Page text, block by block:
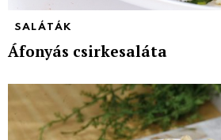
SALÁTÁK
Áfonyás csirkesaláta